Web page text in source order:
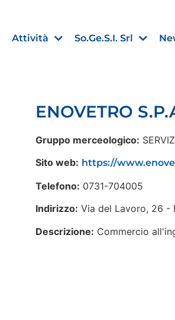
Attività So.Ge.S.I. Srl
“PMI, Industria e
”
ENOVETRO
Gruppo merceologico:
Sito web: https://
Telefono: 0731-704005
Indirizzo: Via del Lavoro, 26 -
Descrizione: Commercio